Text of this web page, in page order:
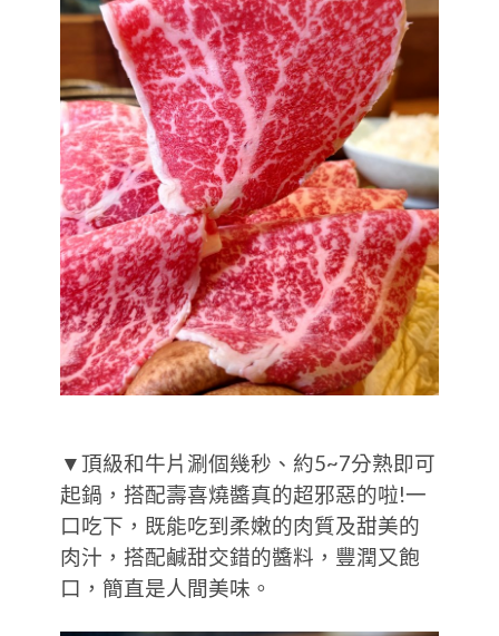
▼頂級和牛片涮個幾秒、約5~7分熟即可
起鍋，搭配壽喜燒醬真的超邪惡的啦!一
口吃下，既能吃到柔嫩的肉質及甜美的
肉汁，搭配鹹甜交錯的醬料，豐潤又飽
口，簡直是人間美味。